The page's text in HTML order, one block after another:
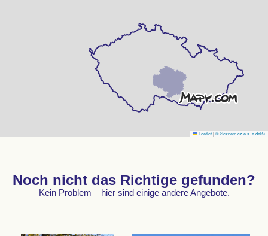
Leaflet|© Seznam.cz a.s. a další
Noch nicht das Richtige gefunden?
Kein Problem – hier sind einige andere Angebote.